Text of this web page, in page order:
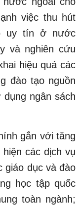
việc thu hút
uy tín ở nước
và nghiên cứu
hiệu quả các
đào tạo nguồn
ngân sách
gắn với tăng
các dịch vụ
giáo dục và đào
học tập quốc
toàn ngành;